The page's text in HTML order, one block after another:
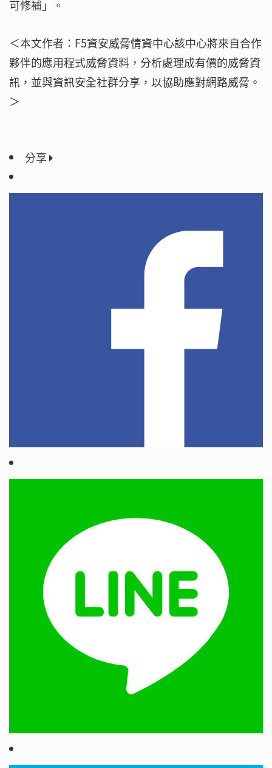
可修補」。
＜本文作者：F5資安威脅情資中心該中心將來自合作
夥伴的應用程式威脅資料，分析處理成有價的威脅資
訊，並與資訊安全社群分享，以協助應對網路威脅。
＞
分享